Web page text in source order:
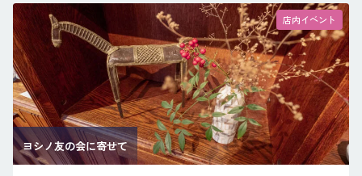
店内イベント
ヨシノ友の会に寄せて